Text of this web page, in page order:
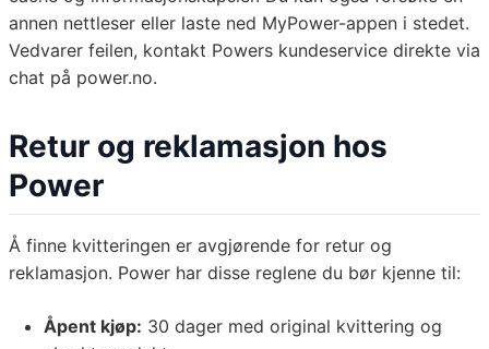
annen nettleser eller laste ned MyPower-appen i stedet.
Vedvarer feilen, kontakt Powers kundeservice direkte via
chat på power.no.
Retur og reklamasjon hos
Power
Å finne kvitteringen er avgjørende for retur og
reklamasjon. Power har disse reglene du bør kjenne til:
Åpent kjøp: 30 dager med original kvittering og